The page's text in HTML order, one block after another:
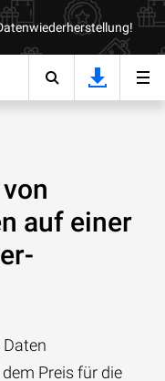
auf einer
Preis für die